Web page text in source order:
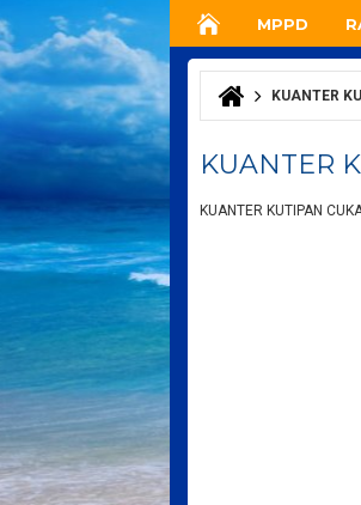
MPPD
Anda di sini
KUANTER
KUANTER
KUANTER KUTIPAN